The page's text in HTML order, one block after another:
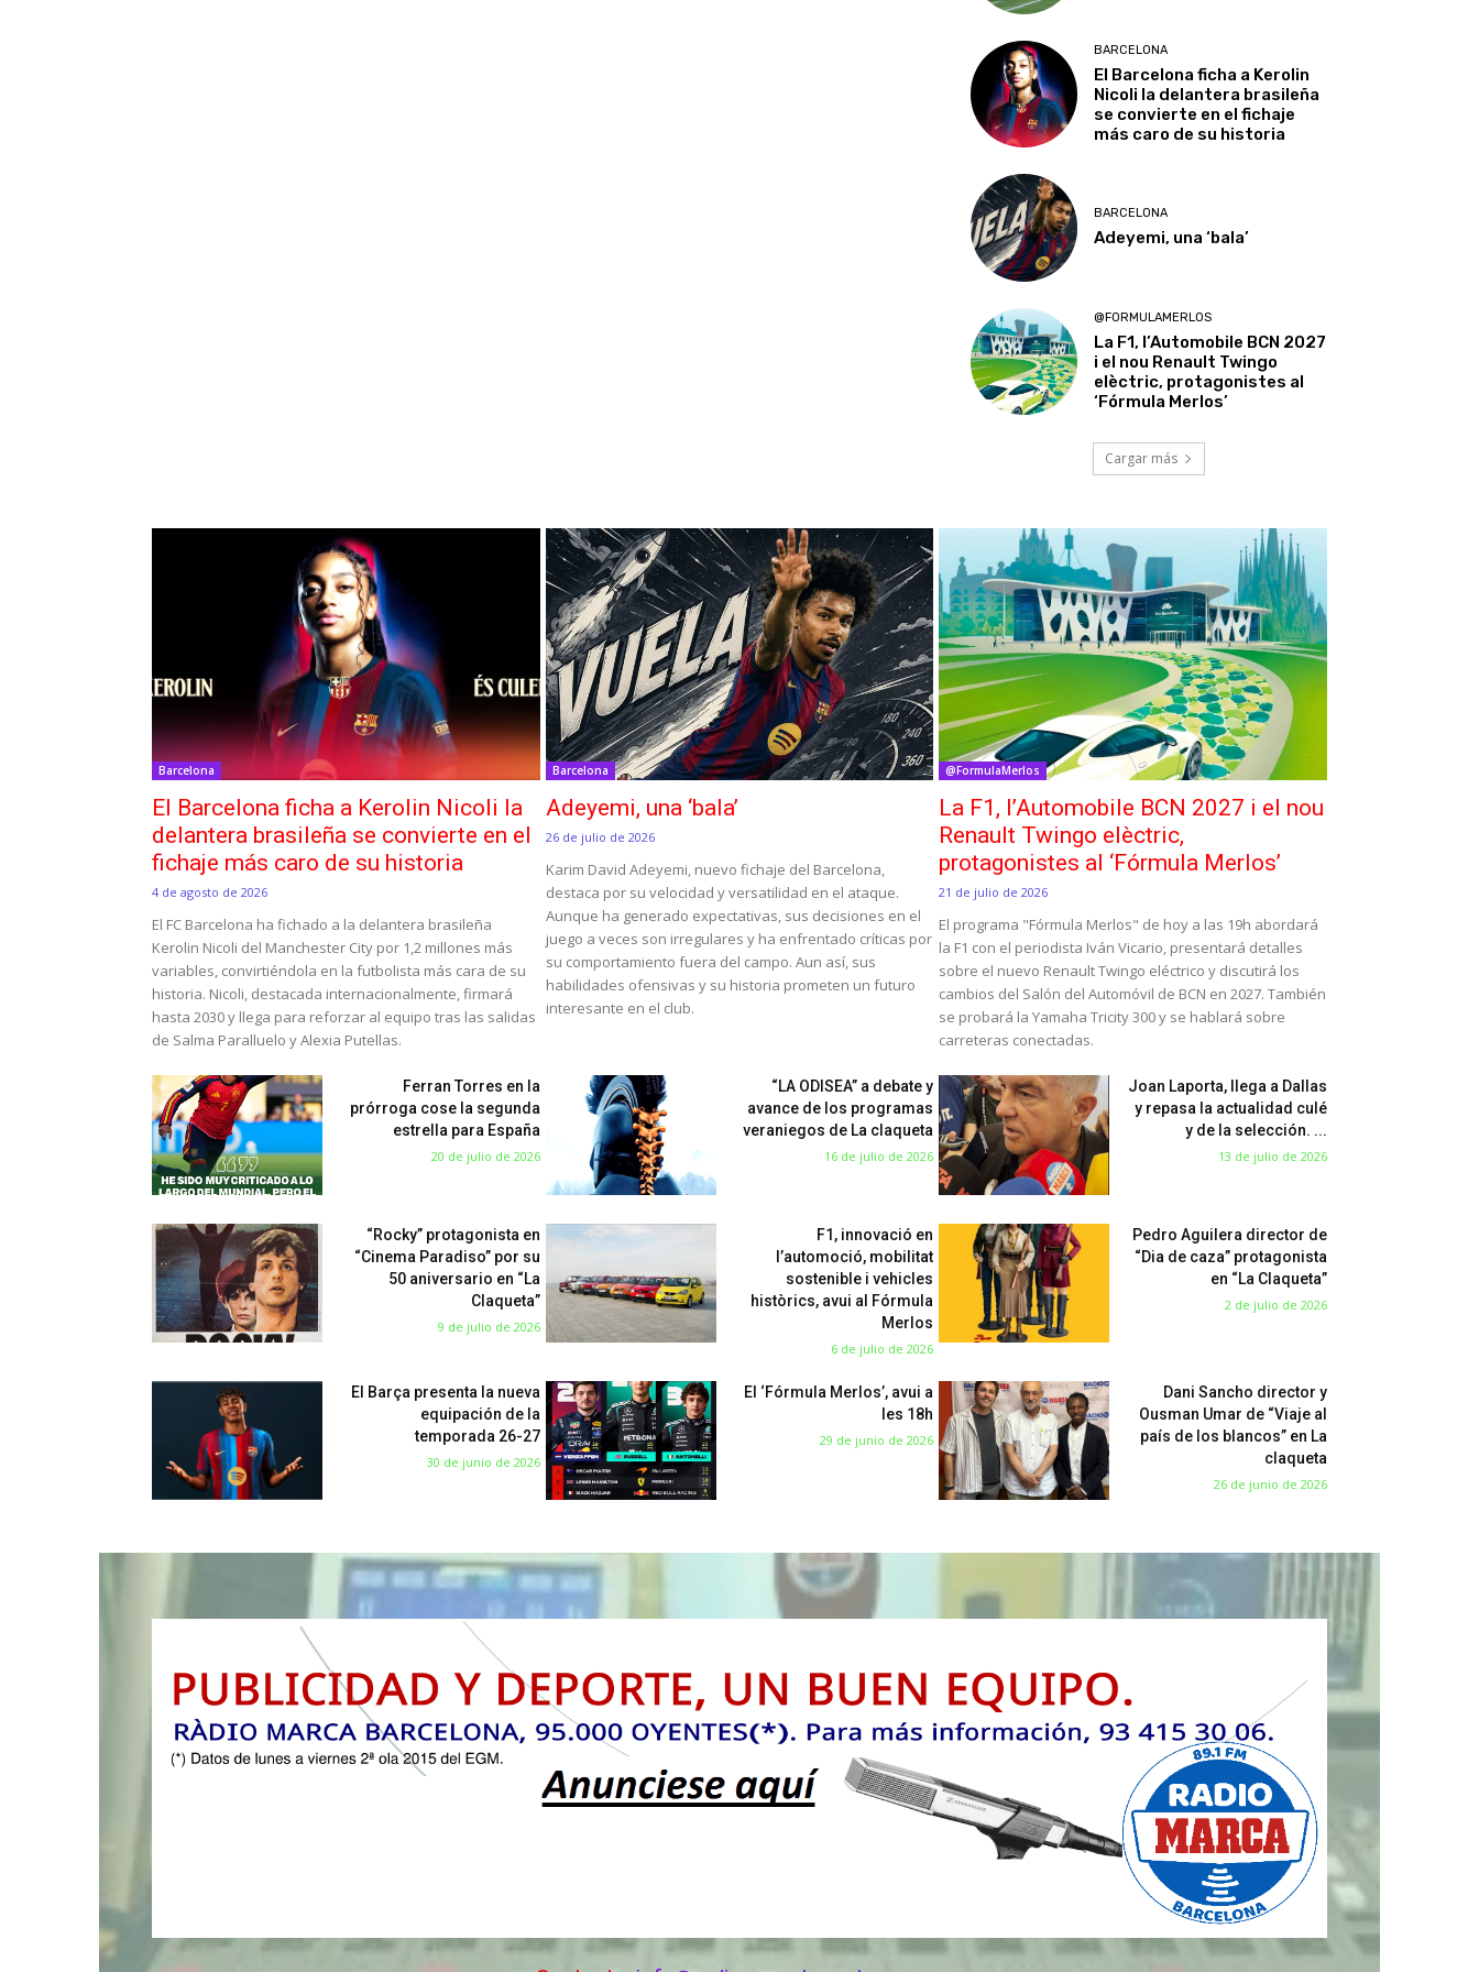
BARCELONA
El Barcelona ficha a Kerolin
Nicoli la delantera brasileña
se convierte en el fichaje
más caro de su historia
BARCELONA
Adeyemi, una ‘bala’
@FORMULAMERLOS
La F1, l’Automobile BCN 2027
i el nou Renault Twingo
elèctric, protagonistes al
‘Fórmula Merlos’
Cargar más
Barcelona
El Barcelona ficha a Kerolin Nicoli la
delantera brasileña se convierte en el
fichaje más caro de su historia
4 de agosto de 2026
El FC Barcelona ha fichado a la delantera brasileña
Kerolin Nicoli del Manchester City por 1,2 millones más
variables, convirtiéndola en la futbolista más cara de su
historia. Nicoli, destacada internacionalmente, firmará
hasta 2030 y llega para reforzar al equipo tras las salidas
de Salma Paralluelo y Alexia Putellas.
Barcelona
Adeyemi, una ‘bala’
26 de julio de 2026
Karim David Adeyemi, nuevo fichaje del Barcelona,
destaca por su velocidad y versatilidad en el ataque.
Aunque ha generado expectativas, sus decisiones en el
juego a veces son irregulares y ha enfrentado críticas por
su comportamiento fuera del campo. Aun así, sus
habilidades ofensivas y su historia prometen un futuro
interesante en el club.
@FormulaMerlos
La F1, l’Automobile BCN 2027 i el nou
Renault Twingo elèctric,
protagonistes al ‘Fórmula Merlos’
21 de julio de 2026
El programa "Fórmula Merlos" de hoy a las 19h abordará
la F1 con el periodista Iván Vicario, presentará detalles
sobre el nuevo Renault Twingo eléctrico y discutirá los
cambios del Salón del Automóvil de BCN en 2027. También
se probará la Yamaha Tricity 300 y se hablará sobre
carreteras conectadas.
Ferran Torres en la
prórroga cose la segunda
estrella para España
20 de julio de 2026
“LA ODISEA” a debate y
avance de los programas
veraniegos de La claqueta
16 de julio de 2026
Joan Laporta, llega a Dallas
y repasa la actualidad culé
y de la selección. ...
13 de julio de 2026
“Rocky” protagonista en
“Cinema Paradiso” por su
50 aniversario en “La
Claqueta”
9 de julio de 2026
F1, innovació en
l’automoció, mobilitat
sostenible i vehicles
històrics, avui al Fórmula
Merlos
6 de julio de 2026
Pedro Aguilera director de
“Dia de caza” protagonista
en “La Claqueta”
2 de julio de 2026
El Barça presenta la nueva
equipación de la
temporada 26-27
30 de junio de 2026
El ‘Fórmula Merlos’, avui a
les 18h
29 de junio de 2026
Dani Sancho director y
Ousman Umar de “Viaje al
país de los blancos” en La
claqueta
26 de junio de 2026